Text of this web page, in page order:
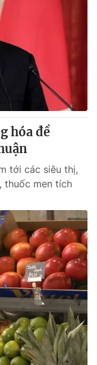
sản
Việt
bằng AI
hóa đề
tới các siêu thị,
thuốc men tích